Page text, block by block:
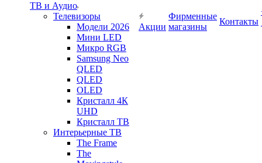
ТВ и Аудио
Телевизоры
Модели 2026
Мини LED
Микро RGB
Samsung Neo
QLED
QLED
OLED
Кристалл 4К
UHD
Кристалл ТВ
Интерьерные ТВ
The Frame
The
Акции
Фирменные
магазины
Контакты